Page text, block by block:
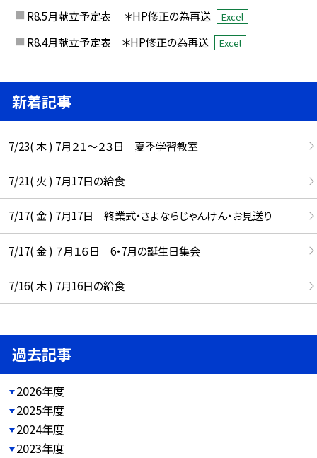
R8.5月献立予定表 ＊HP修正の為再送 Excel
R8.4月献立予定表 ＊HP修正の為再送 Excel
新着記事
7/23( 木 ) 7月２１～２３日 夏季学習教室
7/21( 火 ) 7月17日の給食
7/17( 金 ) 7月17日 終業式・さよならじゃんけん・お見送り
7/17( 金 ) ７月１６日 6・7月の誕生日集会
7/16( 木 ) 7月16日の給食
過去記事
2026年度
2025年度
2024年度
2023年度